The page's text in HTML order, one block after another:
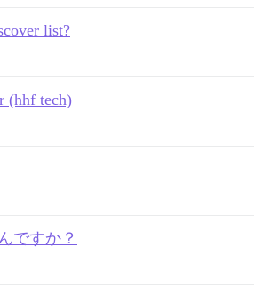
list?
(hhf tech)
ですか？